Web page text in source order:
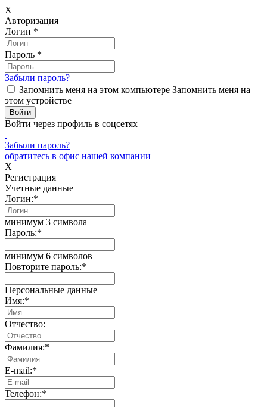
X
Авторизация
Логин *
Пароль *
Забыли пароль?
Запомнить меня на этом компьютере Запомнить меня на
этом устройстве
Войти через профиль в соцсетях
Забыли пароль?
обратитесь в офис нашей компании
X
Регистрация
Учетные данные
Логин:*
минимум 3 символа
Пароль:*
минимум 6 символов
Повторите пароль:*
Персональные данные
Имя:*
Отчество:
Фамилия:*
E-mail:*
Телефон:*